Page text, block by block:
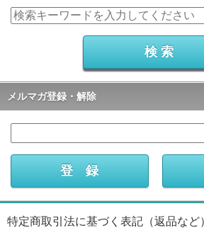
メルマガ登録・解除
特定商取引法に基づく表記（返品など